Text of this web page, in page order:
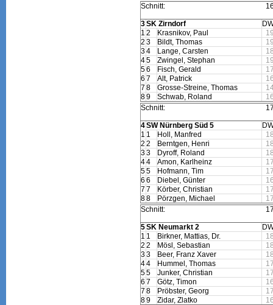
Schnitt:
3SK Zirndorf
1 2 Krasnikov, Paul
2 3 Bildt, Thomas
34 Lange, Carsten
45 Zwingel, Stephan
56 Fisch, Gerald
6 7 Alt, Patrick
7 8 Grosse-Streine, Thomas
89 Schwab, Roland
Schnitt:
4SW Nürnberg Süd 5
1 1 Holl, Manfred
2 2 Berntgen, Henri
33 Dyroff, Roland
44 Amon, Karlheinz
55 Hofmann, Tim
6 6 Diebel, Günter
7 7 Körber, Christian
88 Pörzgen, Michael
Schnitt:
5SK Neumarkt 2
1 1 Birkner, Mattias, Dr.
2 2 Mösl, Sebastian
33 Beer, Franz Xaver
44 Hummel, Thomas
55 Junker, Christian
6 7 Götz, Timon
7 8 Pröbster, Georg
89 Zidar, Zlatko